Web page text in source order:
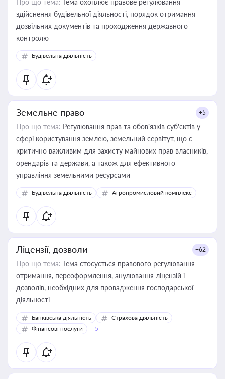
Про що тема: Тема охоплює правове регулювання
здійснення будівельної діяльності, порядок отримання
дозвільних документів та проходження державного
контролю
Будівельна діяльність
Земельне право +5
Про що тема: Регулювання прав та обов’язків суб’єктів у
сфері користування землею, земельний сервітут, що є
критично важливим для захисту майнових прав власників,
орендарів та держави, а також для ефективного
управління земельними ресурсами
Будівельна діяльність Агропромисловий комплекс
Ліцензії, дозволи +62
Про що тема: Тема стосується правового регулювання
отримання, переоформлення, анулювання ліцензій і
дозволів, необхідних для провадження господарської
діяльності
Банківська діяльність
Страхова діяльність
Фінансові послуги
+5